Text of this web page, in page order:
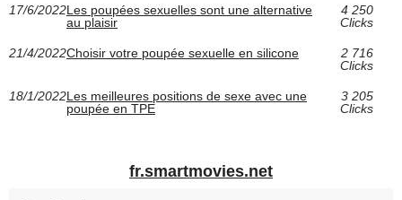
17/6/2022Les poupées sexuelles sont une alternative
au plaisir
4 250
Clicks
21/4/2022Choisir votre poupée sexuelle en silicone
2 716
Clicks
18/1/2022Les meilleures positions de sexe avec une
poupée en TPE
3 205
Clicks
fr.smartmovies.net